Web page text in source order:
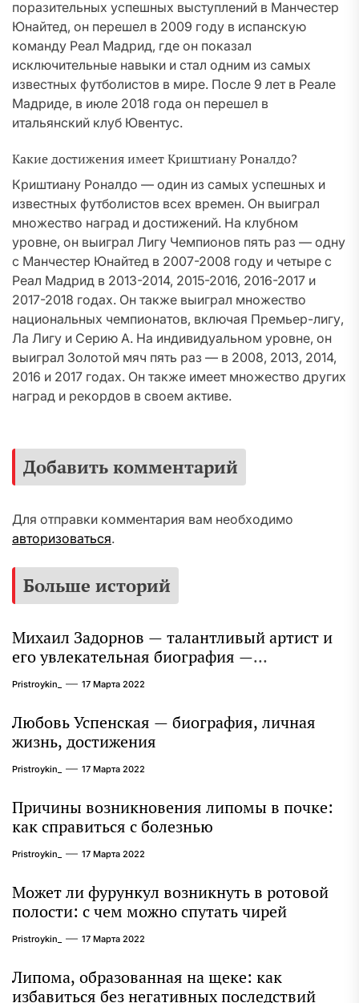
поразительных успешных выступлений в Манчестер
Юнайтед, он перешел в 2009 году в испанскую
команду Реал Мадрид, где он показал
исключительные навыки и стал одним из самых
известных футболистов в мире. После 9 лет в Реале
Мадриде, в июле 2018 года он перешел в
итальянский клуб Ювентус.
Какие достижения имеет Криштиану Роналдо?
Криштиану Роналдо — один из самых успешных и
известных футболистов всех времен. Он выиграл
множество наград и достижений. На клубном
уровне, он выиграл Лигу Чемпионов пять раз — одну
с Манчестер Юнайтед в 2007-2008 году и четыре с
Реал Мадрид в 2013-2014, 2015-2016, 2016-2017 и
2017-2018 годах. Он также выиграл множество
национальных чемпионатов, включая Премьер-лигу,
Ла Лигу и Серию A. На индивидуальном уровне, он
выиграл Золотой мяч пять раз — в 2008, 2013, 2014,
2016 и 2017 годах. Он также имеет множество других
наград и рекордов в своем активе.
Добавить комментарий
Для отправки комментария вам необходимо
авторизоваться.
Больше историй
Михаил Задорнов — талантливый артист и
его увлекательная биография —
выдающиеся достижения, известность и
интересные факты из личной жизни!
Pristroykin_ 17 Марта 2022
Любовь Успенская — биография, личная
жизнь, достижения
Pristroykin_ 17 Марта 2022
Причины возникновения липомы в почке:
как справиться с болезнью
Pristroykin_ 17 Марта 2022
Может ли фурункул возникнуть в ротовой
полости: с чем можно спутать чирей
Pristroykin_ 17 Марта 2022
Липома, образованная на щеке: как
избавиться без негативных последствий